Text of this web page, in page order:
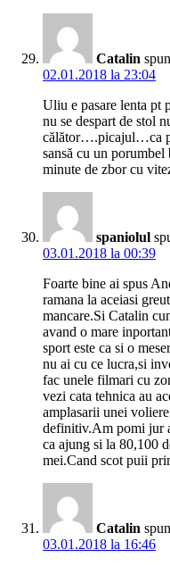
Catalin
02.01.2018 la 23:04
Uliu e pasare lenta pt
nu se despart de stol
călător….picajul…ca
sansă cu un porumbel
minute de zbor cu
spaniolul
03.01.2018 la 00:39
Foarte bine ai spus
ramana la aceiasi
mancare.Si Catalin
avand o mare
sport este ca si o
nu ai cu ce lucra,si
fac unele filmari cu
vezi cata tehnica au
amplasarii unei
definitiv.Am pomi jur
ca ajung si la 80,100
mei.Cand scot puii
Catalin
03.01.2018 la 16:46